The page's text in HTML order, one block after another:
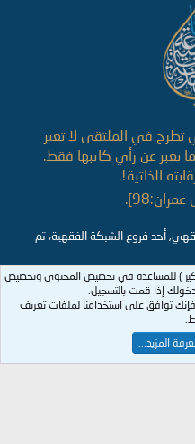
في الملتقى لا تعبر
تعبر عن رأي كاتبها فقط.
الذاتية!.
عمران:98].
أحد فروع الشبكة الفقهية، تم
) للمساعدة في تخصيص المحتوى وتخصيص
إذا قمت بالتسجيل.
توافق على استخدامنا لملفات تعريف
المزيد...